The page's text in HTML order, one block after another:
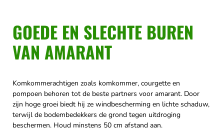
GOEDE EN SLECHTE BUREN
VAN AMARANT
Komkommerachtigen zoals komkommer, courgette en
pompoen behoren tot de beste partners voor amarant. Door
zijn hoge groei biedt hij ze windbescherming en lichte schaduw,
terwijl de bodembedekkers de grond tegen uitdroging
beschermen. Houd minstens 50 cm afstand aan.